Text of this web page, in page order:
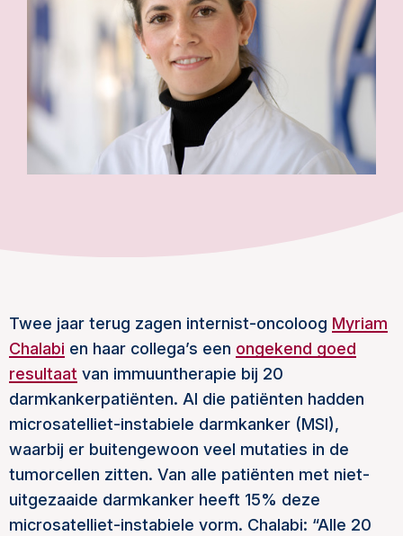
Twee jaar terug zagen internist-oncoloog Myriam
Chalabi en haar collega’s een ongekend goed
resultaat van immuuntherapie bij 20
darmkankerpatiënten. Al die patiënten hadden
microsatelliet-instabiele darmkanker (MSI),
waarbij er buitengewoon veel mutaties in de
tumorcellen zitten. Van alle patiënten met niet-
uitgezaaide darmkanker heeft 15% deze
microsatelliet-instabiele vorm. Chalabi: “Alle 20